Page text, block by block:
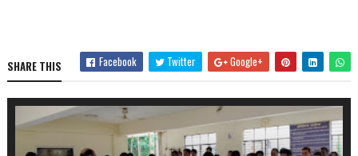
SHARE THIS Facebook Twitter Google+